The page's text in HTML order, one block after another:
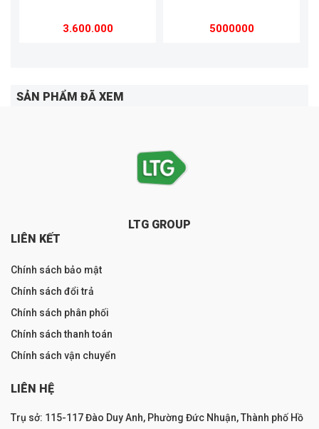
3.600.000 5000000
SẢN PHẨM ĐÃ XEM
LTG GROUP
LIÊN KẾT
Chính sách bảo mật
Chính sách đổi trả
Chính sách phân phối
Chính sách thanh toán
Chính sách vận chuyển
LIÊN HỆ
Trụ sở: 115-117 Đào Duy Anh, Phường Đức Nhuận, Thành phố Hồ